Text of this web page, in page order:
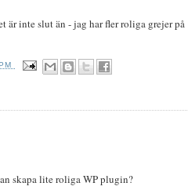
är inte slut än - jag har fler roliga grejer på
skapa lite roliga WP plugin?